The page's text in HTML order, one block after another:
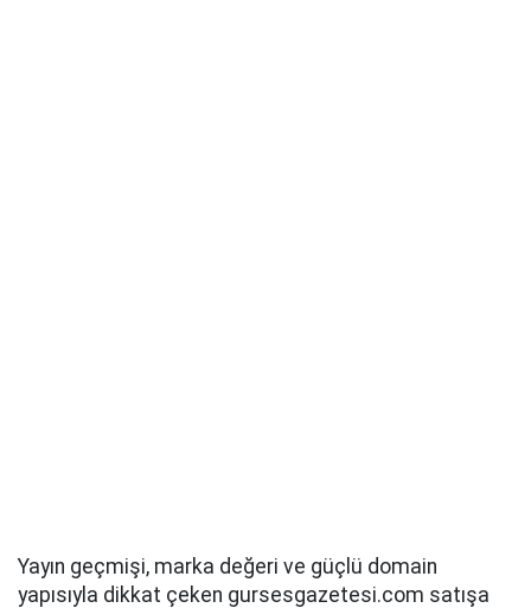
Yayın geçmişi, marka değeri ve güçlü domain
yapısıyla dikkat çeken gursesgazetesi.com satışa